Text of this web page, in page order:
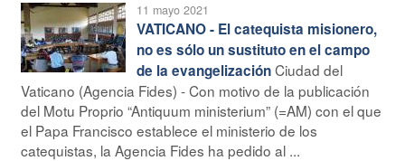
11 mayo 2021
VATICANO - El catequista misionero,
no es sólo un sustituto en el campo
de la evangelizaciónCiudad del
Vaticano (Agencia Fides) - Con motivo de la publicación
del Motu Proprio “Antiquum ministerium” (=AM) con el que
el Papa Francisco establece el ministerio de los
catequistas, la Agencia Fides ha pedido al ...